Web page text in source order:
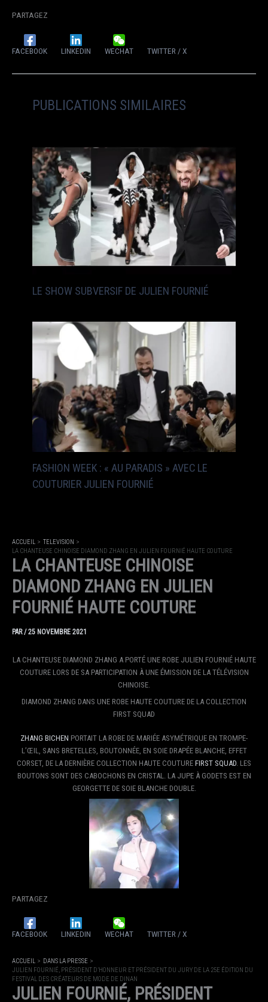
PARTAGEZ
FACEBOOK LINKEDIN WECHAT TWITTER / X
PUBLICATIONS SIMILAIRES
LE SHOW SUBVERSIF DE JULIEN FOURNIÉ
FASHION WEEK : « AU PARADIS » AVEC LE
COUTURIER JULIEN FOURNIÉ
ACCUEIL
TELEVISION
LA CHANTEUSE CHINOISE DIAMOND ZHANG EN JULIEN FOURNIÉ HAUTE COUTURE
LA CHANTEUSE CHINOISE
DIAMOND ZHANG EN JULIEN
FOURNIÉ HAUTE COUTURE
PAR/25 NOVEMBRE 2021
LA CHANTEUSE DIAMOND ZHANG A PORTÉ UNE ROBE JULIEN FOURNIÉ HAUTE
COUTURE LORS DE SA PARTICIPATION À UNE ÉMISSION DE LA TÉLÉVISION
CHINOISE.
DIAMOND ZHANG DANS UNE ROBE HAUTE COUTURE DE LA COLLECTION
FIRST SQUAD
ZHANG BICHEN PORTAIT LA ROBE DE MARIÉE ASYMÉTRIQUE EN TROMPE-
L’ŒIL, SANS BRETELLES, BOUTONNÉE, EN SOIE DRAPÉE BLANCHE, EFFET
CORSET, DE LA DERNIÈRE COLLECTION HAUTE COUTURE FIRST SQUAD. LES
BOUTONS SONT DES CABOCHONS EN CRISTAL. LA JUPE À GODETS EST EN
GEORGETTE DE SOIE BLANCHE DOUBLE.
PARTAGEZ
FACEBOOK LINKEDIN WECHAT TWITTER / X
ACCUEIL
DANS LA PRESSE
JULIEN FOURNIÉ, PRÉSIDENT D’HONNEUR ET PRÉSIDENT DU JURY DE LA 25E ÉDITION DU
FESTIVAL DES CRÉATEURS DE MODE DE DINAN
JULIEN FOURNIÉ, PRÉSIDENT